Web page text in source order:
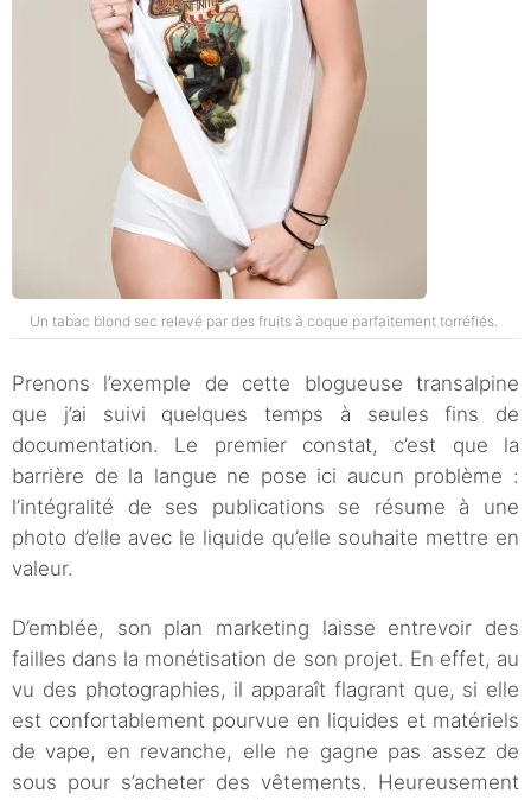
Un tabac blond sec relevé par des fruits à coque parfaitement torréfiés.
Prenons l’exemple de cette blogueuse transalpine
que j’ai suivi quelques temps à seules fins de
documentation. Le premier constat, c’est que la
barrière de la langue ne pose ici aucun problème :
l’intégralité de ses publications se résume à une
photo d’elle avec le liquide qu’elle souhaite mettre en
valeur.
D’emblée, son plan marketing laisse entrevoir des
failles dans la monétisation de son projet. En effet, au
vu des photographies, il apparaît flagrant que, si elle
est confortablement pourvue en liquides et matériels
de vape, en revanche, elle ne gagne pas assez de
sous pour s’acheter des vêtements. Heureusement